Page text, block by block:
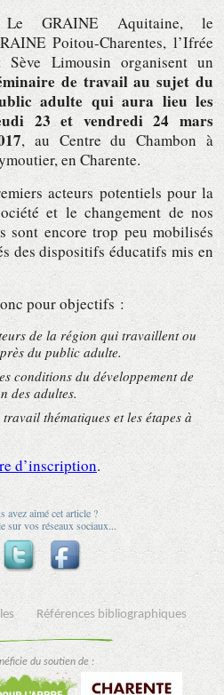
Le GRAINE Aquitaine, le
Poitou-Charentes, l’Ifrée
Sève Limousin organisent un
de travail au sujet du
adulte qui aura lieu les
23 et vendredi 24 mars
, au Centre du Chambon à
en Charente.
acteurs potentiels pour la
et le changement de nos
sont encore trop peu mobilisés
des dispositifs éducatifs mis en
pour objectifs :
de la région qui travaillent ou
du public adulte.
conditions du développement de
des adultes.
thématiques et les étapes à
d’inscription.
avez aimé cet article ?
sur vos réseaux sociaux...
Références bibliographiques
du soutien de :